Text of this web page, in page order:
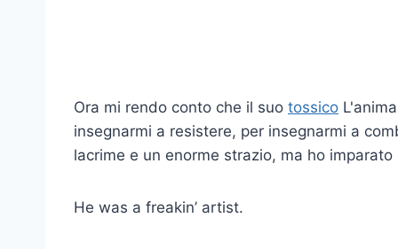
Ora mi rendo conto che il suo tossico
insegnarmi a resistere, per insegnarmi a
lacrime e un enorme strazio, ma ho
He was a freakin’ artist.